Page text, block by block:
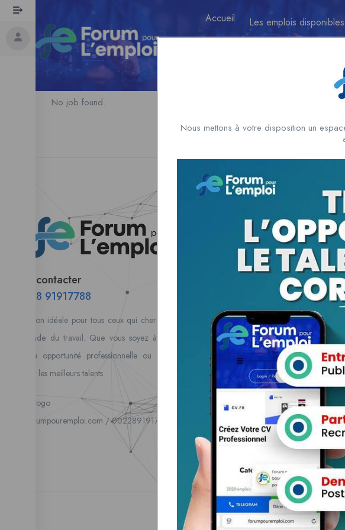
Accueil Les emplois disponibles
No job found.
Nous contacter
00228 91917788
la solution idéale pour tous ceux qui cherchent à se connecter
au monde du travail. Que vous soyez à la recherche d’une
nouvelle opportunité professionnelle ou que vous souhaitiez
recruter les meilleurs talents
Lome, Togo
fpe@forumpouremploi.com / 0022891917788
Espaces Candidats
Parcourir les Candidats
Tableau de Bord
Alertes d’Emploi
Mes Favoris
Postuler en ligne : 5 erreurs
courantes à éviter pour
vos chances
8 Décisions Importantes
Pas Vivre Avec Des Regrets
Nous mettons à votre disposition un